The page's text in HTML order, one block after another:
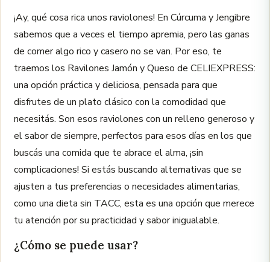
¡Ay, qué cosa rica unos raviolones! En Cúrcuma y Jengibre
sabemos que a veces el tiempo apremia, pero las ganas
de comer algo rico y casero no se van. Por eso, te
traemos los Ravilones Jamón y Queso de CELIEXPRESS:
una opción práctica y deliciosa, pensada para que
disfrutes de un plato clásico con la comodidad que
necesitás. Son esos raviolones con un relleno generoso y
el sabor de siempre, perfectos para esos días en los que
buscás una comida que te abrace el alma, ¡sin
complicaciones! Si estás buscando alternativas que se
ajusten a tus preferencias o necesidades alimentarias,
como una dieta sin TACC, esta es una opción que merece
tu atención por su practicidad y sabor inigualable.
¿Cómo se puede usar?